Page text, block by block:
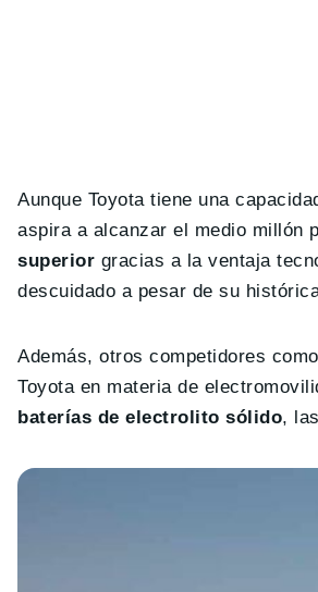
Aunque Toyota tiene una
aspira a alcanzar el medio millón
superior gracias a la ventaja
descuidado a pesar de su
Además, otros competidores
Toyota en materia de
baterías de electrolito sólido,